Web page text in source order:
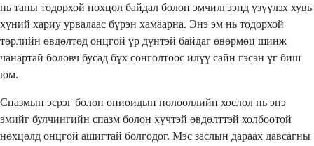
нь таны тодорхой нөхцөл байдал болон эмчилгээнд үзүүлэх хувь
хүний хариу урвалаас бүрэн хамаарна. Энэ эм нь тодорхой
төрлийн өвдөлтөд онцгой үр дүнтэй байдаг өвөрмөц шинж
чанартай боловч бусад бүх сонголтоос илүү сайн гэсэн үг биш
юм.
Спазмын эсрэг болон опиоидын нөлөөллийн хослол нь энэ
эмийг булчингийн спазм болон хүчтэй өвдөлттэй холбоотой
нөхцөлд онцгой ашигтай болгодог. Мэс заслын дараах давсагны